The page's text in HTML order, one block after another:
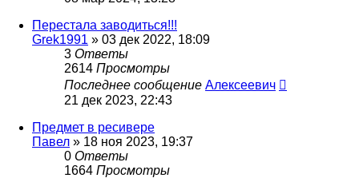
Перестала заводиться!!!
Grek1991 » 03 дек 2022, 18:09
3 Ответы
2614 Просмотры
Последнее сообщение Алексеевич
21 дек 2023, 22:43
Предмет в ресивере
Павел » 18 ноя 2023, 19:37
0 Ответы
1664 Просмотры